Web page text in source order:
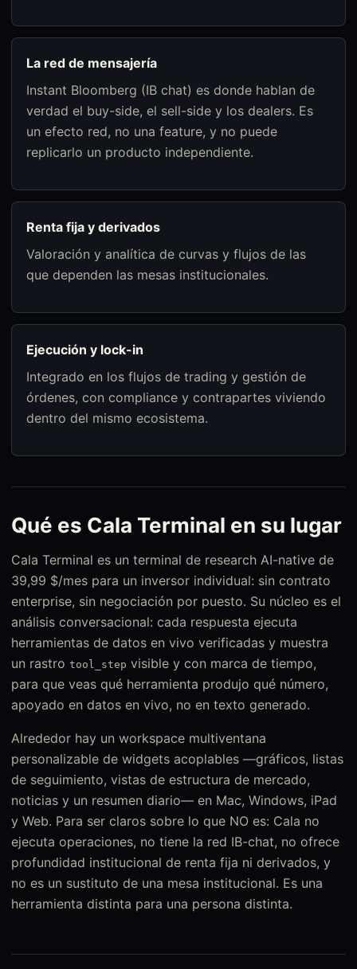
La red de mensajería
Instant Bloomberg (IB chat) es donde hablan de
verdad el buy-side, el sell-side y los dealers. Es
un efecto red, no una feature, y no puede
replicarlo un producto independiente.
Renta fija y derivados
Valoración y analítica de curvas y flujos de las
que dependen las mesas institucionales.
Ejecución y lock-in
Integrado en los flujos de trading y gestión de
órdenes, con compliance y contrapartes viviendo
dentro del mismo ecosistema.
Qué es Cala Terminal en su lugar
Cala Terminal es un terminal de research AI-native de
39,99 $/mes para un inversor individual: sin contrato
enterprise, sin negociación por puesto. Su núcleo es el
análisis conversacional: cada respuesta ejecuta
herramientas de datos en vivo verificadas y muestra
un rastro tool_step visible y con marca de tiempo,
para que veas qué herramienta produjo qué número,
apoyado en datos en vivo, no en texto generado.
Alrededor hay un workspace multiventana
personalizable de widgets acoplables —gráficos, listas
de seguimiento, vistas de estructura de mercado,
noticias y un resumen diario— en Mac, Windows, iPad
y Web. Para ser claros sobre lo que NO es: Cala no
ejecuta operaciones, no tiene la red IB-chat, no ofrece
profundidad institucional de renta fija ni derivados, y
no es un sustituto de una mesa institucional. Es una
herramienta distinta para una persona distinta.